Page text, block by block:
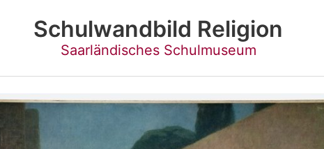
Schulwandbild Religion
Saarländisches Schulmuseum